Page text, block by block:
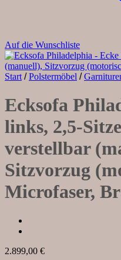
Auf die Wunschliste
Start / Polstermöbel /
Ecksofa
links, 2,5-
verstellbar
Sitzvorzug
Microfaser,
2.899,00 €